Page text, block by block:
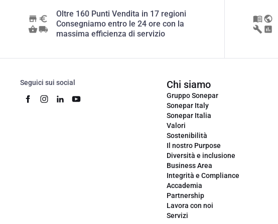
Oltre 160 Punti Vendita in 17 regioni
Consegniamo entro le 24 ore con la
massima efficienza di servizio
Seguici sui social Chi siamo
Gruppo Sonepar
Sonepar Italy
Sonepar Italia
Valori
Sostenibilità
Il nostro Purpose
Diversità e inclusione
Business Area
Integrità e Compliance
Accademia
Partnership
Lavora con noi
Servizi